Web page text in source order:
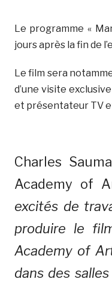
Le programme «
jours après la fin de
Le film sera
d’une visite
et présentateur TV
Charles
Academy of
excités de
produire le
Academy of
dans des